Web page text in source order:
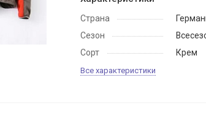
Страна
Сезон
Сорт
Крем
Все характеристики